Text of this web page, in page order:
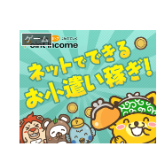
ゲーム